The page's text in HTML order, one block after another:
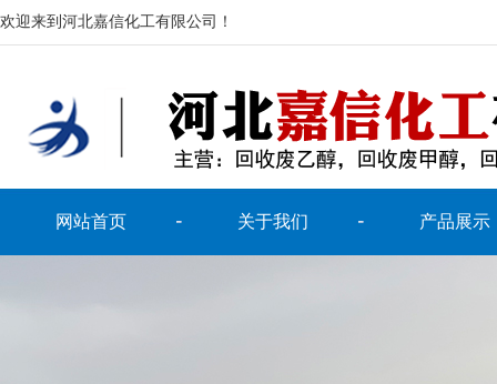
欢迎来到河北嘉信化工有限公司！
网站首页 关于我们 产品展示